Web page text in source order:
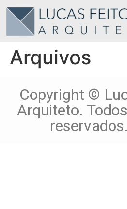
Arquivos
Copyright ©
Arquiteto.